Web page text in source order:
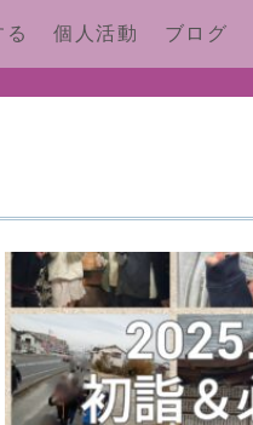
る 個人活動 ブログ